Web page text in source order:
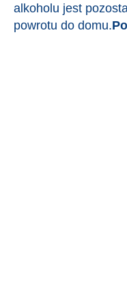
alkoholu jest
powrotu do domu.